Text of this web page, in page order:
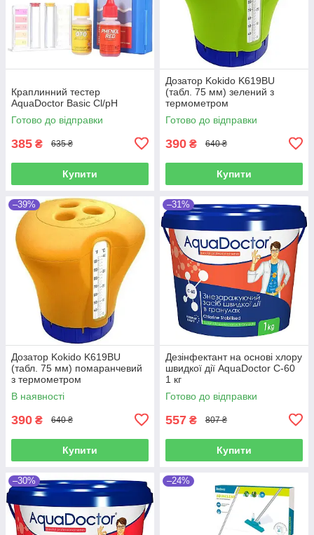
Краплинний тестер
AquaDoctor Basic Cl/pH
Готово до відправки
385 ₴ 635 ₴
Купити
Дозатор Kokido K619BU
(табл. 75 мм) зелений з
термометром
Готово до відправки
390 ₴ 640 ₴
Купити
–39%
Дозатор Kokido K619BU
(табл. 75 мм) помаранчевий
з термометром
В наявності
390 ₴ 640 ₴
Купити
–31%
Дезінфектант на основі хлору
швидкої дії AquaDoctor C-60
1 кг
Готово до відправки
557 ₴ 807 ₴
Купити
–30% –24%